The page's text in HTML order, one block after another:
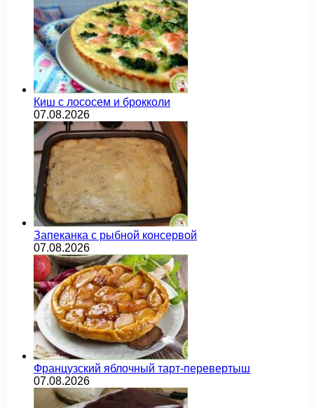
Киш с лососем и брокколи
07.08.2026
Запеканка с рыбной консервой
07.08.2026
Французский яблочный тарт-перевертыш
07.08.2026